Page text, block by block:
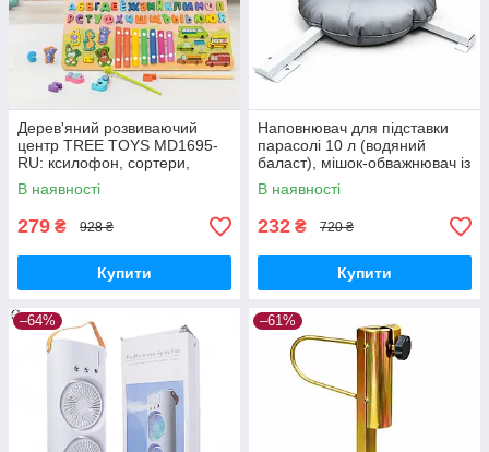
Дерев'яний розвиваючий
центр TREE TOYS MD1695-
RU: ксилофон, сортери,
рибальство, 10 рибок
В наявності
279 ₴ 928 ₴
Купити
Наповнювач для підставки
парасолі 10 л (водяний
баласт), мішок-обважнювач із
клапаном
В наявності
232 ₴ 720 ₴
Купити
–64% –61%